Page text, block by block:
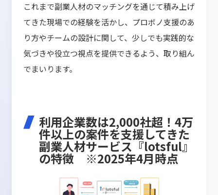
これまで副業人材のマッチングを通じて積み上げ
てきた現場での経験を活かし、プロボノ支援のあ
り方やチームの設計に関して、少しでも実践的な
気づきや役立つ視点を提供できるよう、取り組ん
でまいります。
利用企業数は2,000社超！4万
件以上の案件を支援してきた
副業人材サービス『lotsful』
の特徴 ※2025年4月時点